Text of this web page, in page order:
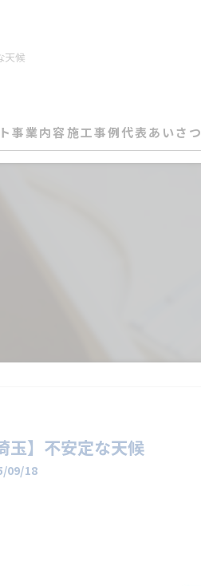
天候
事業内容施工事例代表あいさつ
玉】不安定な天候
09/18